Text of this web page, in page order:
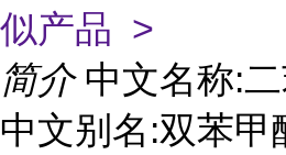
似产品 >
简介 中文名称:
中文别名:双苯甲